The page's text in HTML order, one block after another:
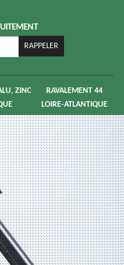
ZINC
RAVALEMENT 44
LOIRE-ATLANTIQUE